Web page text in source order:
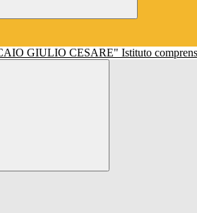
Istituto